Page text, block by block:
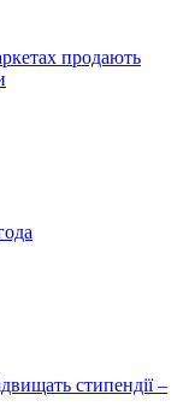
продають
стипендії –